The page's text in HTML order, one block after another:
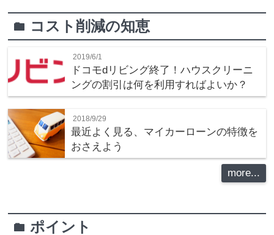
folder コスト削減の知恵
2019/6/1
ドコモdリビング終了！ハウスクリーニ
ングの割引は何を利用すればよいか？
2018/9/29
最近よく見る、マイカーローンの特徴を
おさえよう
more...
folderポイント